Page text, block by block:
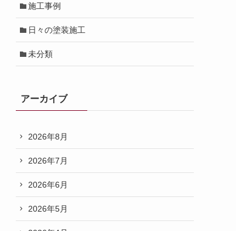
施工事例
日々の塗装施工
未分類
アーカイブ
2026年8月
2026年7月
2026年6月
2026年5月